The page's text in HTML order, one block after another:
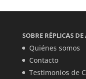
SOBRE RÉPLICAS
Quiénes somos
Contacto
Testimonios de